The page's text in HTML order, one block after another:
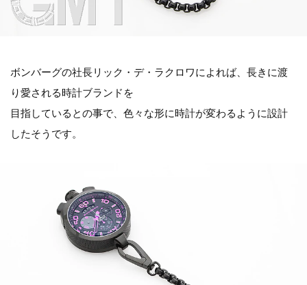
ボンバーグの社長リック・デ・ラクロワによれば、長きに渡
り愛される時計ブランドを
目指しているとの事で、色々な形に時計が変わるように設計
したそうです。